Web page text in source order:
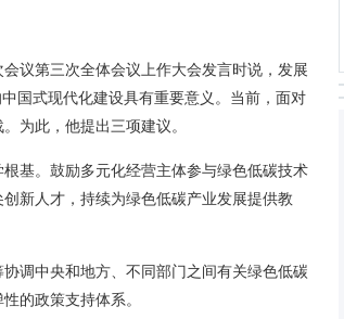
议第三次全体会议上作大会发言时说，发展
国式现代化建设具有重要意义。当前，面对
为此，他提出三项建议。
基。鼓励多元化经营主体参与绿色低碳技术
新人才，持续为绿色低碳产业发展提供教
调中央和地方、不同部门之间有关绿色低碳
的政策支持体系。